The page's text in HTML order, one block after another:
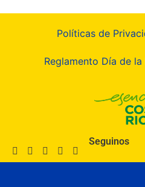
Políticas de
Reglamento Día de la
Seguinos